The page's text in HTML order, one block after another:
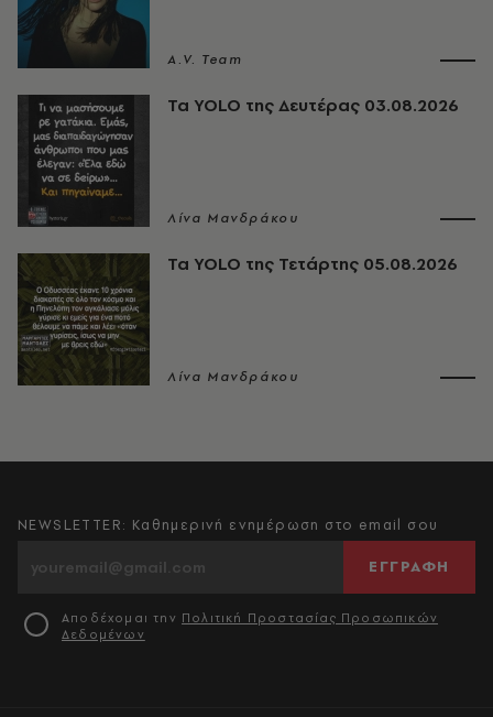
A.V. Team
Τα YOLO της Δευτέρας 03.08.2026
Λίνα Μανδράκου
Τα YOLO της Τετάρτης 05.08.2026
Λίνα Μανδράκου
NEWSLETTER: Καθημερινή ενημέρωση στο email σου
ΕΓΓΡΑΦΗ
Αποδέχομαι την Πολιτική Προστασίας Προσωπικών
Δεδομένων